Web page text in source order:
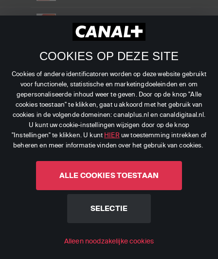
COOKIES OP DEZE SITE
Cookies of andere identificatoren worden op deze website gebruikt
voor functionele, statistische en marketingdoeleinden en om
gepersonaliseerde inhoud weer te geven. Door op de knop "Alle
cookies toestaan" te klikken, gaat u akkoord met het gebruik van
cookies in de volgende domeinen: canalplus.nl en canaldigitaal.nl.
U kunt uw cookie-instellingen wijzigen door op de knop
"Instellingen" te klikken. U kunt HIER uw toestemming intrekken of
beheren en meer informatie vinden over het gebruik van cookies.
ALLE COOKIES TOESTAAN
SELECTIE
Alleen noodzakelijke cookies
Dave Ja Vu (28)
Together
Yesterday (28)
351 HGTV UK (28)
352